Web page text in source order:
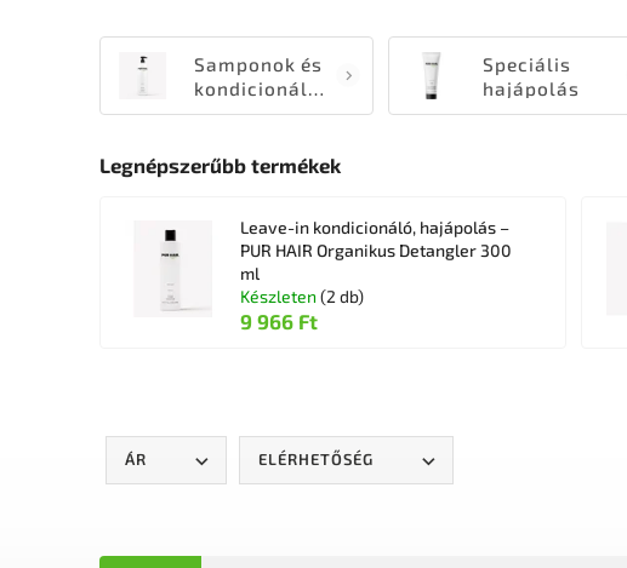
Samponok és
kondicionálók
Speciális
hajápolás
Legnépszerűbb termékek
Leave-in kondicionáló, hajápolás –
PUR HAIR Organikus Detangler 300
ml
Készleten (2 db)
9 966 Ft
ELÉRHETŐSÉG
ÁR